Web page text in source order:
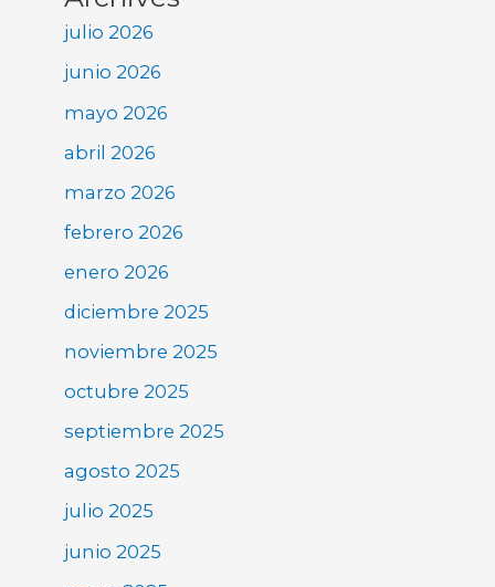
julio 2026
junio 2026
mayo 2026
abril 2026
marzo 2026
febrero 2026
enero 2026
diciembre 2025
noviembre 2025
octubre 2025
septiembre 2025
agosto 2025
julio 2025
junio 2025